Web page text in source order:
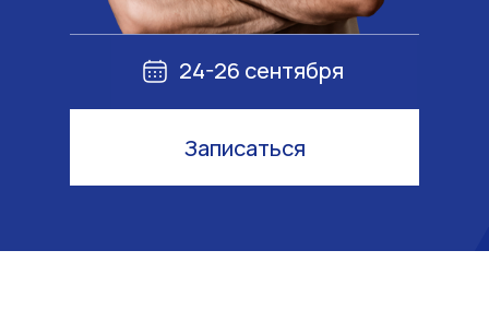
Записаться
24-26 сентября